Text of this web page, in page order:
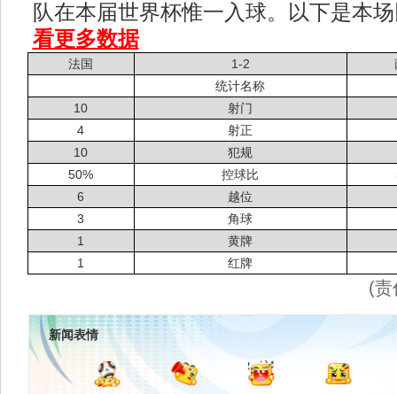
队在本届世界杯惟一入球。以下是本
看更多数据
法国 1-2
统计名称
10
射门
4
射正
10
犯规
50%
控球比
6
越位
3
角球
1
黄牌
1
红牌
(责
新闻表情